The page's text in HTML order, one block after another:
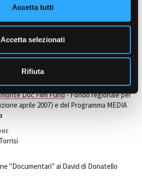
Accetta tutti
Accetta selezionati
Rifiuta
Torino Piemonte e della
Doc Film Fund- Fondo regionale per
aprile 2007) e del Programma MEDIA
"Documentari" ai David di Donatello